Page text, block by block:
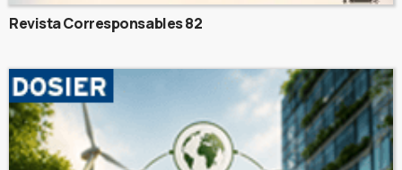
Revista Corresponsables 82